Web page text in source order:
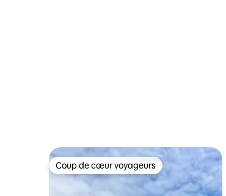
Coup de cœur voyageurs
Coup de cœur voyageurs